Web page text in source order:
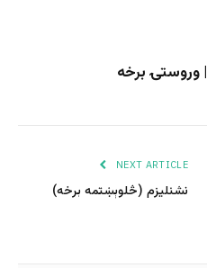
| وروستۍ برخه
NEXT ARTICLE
نشنلیزم (څلوېښتمه برخه)